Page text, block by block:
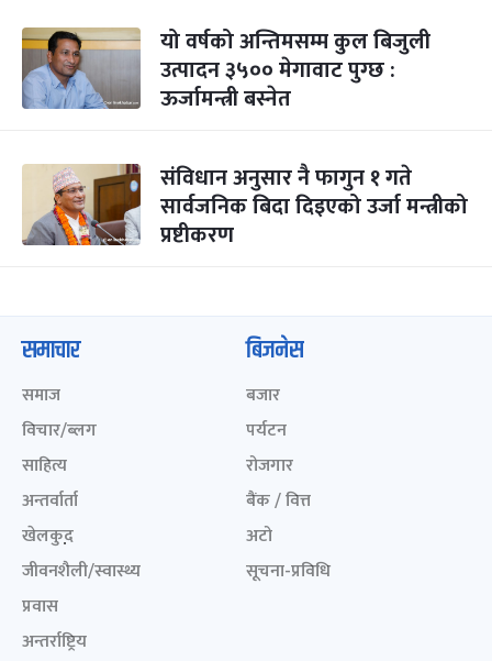
यो वर्षको अन्तिमसम्म कुल बिजुली
उत्पादन ३५०० मेगावाट पुग्छ :
ऊर्जामन्त्री बस्नेत
संविधान अनुसार नै फागुन १ गते
सार्वजनिक बिदा दिइएको उर्जा मन्त्रीको
प्रष्टीकरण
समाचार
समाज
विचार/ब्लग
साहित्य
अन्तर्वार्ता
खेलकुद़़
जीवनशैली/स्वास्थ्य
प्रवास
अन्तर्राष्ट्रिय
बिजनेस
बजार
पर्यटन
रोजगार
बैंक / वित्त
अटो
सूचना-प्रविधि